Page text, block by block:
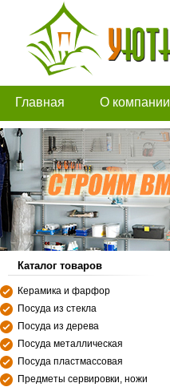
Главная О компании
Каталог товаров
Керамика и фарфор
Посуда из стекла
Посуда из дерева
Посуда металлическая
Посуда пластмассовая
Предметы сервировки, ножи